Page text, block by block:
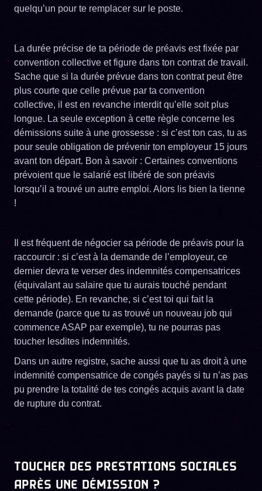
quelqu’un pour te remplacer sur le poste.
La durée précise de ta période de préavis est fixée par
convention collective et figure dans ton contrat de travail.
Sache que si la durée prévue dans ton contrat peut être
plus courte que celle prévue par ta convention
collective, il est en revanche interdit qu’elle soit plus
longue. La seule exception à cette règle concerne les
démissions suite à une grossesse : si c’est ton cas, tu as
pour seule obligation de prévenir ton employeur 15 jours
avant ton départ. Bon à savoir : Certaines conventions
prévoient que le salarié est libéré de son préavis
lorsqu’il a trouvé un autre emploi. Alors lis bien la tienne
!
Il est fréquent de négocier sa période de préavis pour la
raccourcir : si c’est à la demande de l’employeur, ce
dernier devra te verser des indemnités compensatrices
(équivalant au salaire que tu aurais touché pendant
cette période). En revanche, si c’est toi qui fait la
demande (parce que tu as trouvé un nouveau job qui
commence ASAP par exemple), tu ne pourras pas
toucher lesdites indemnités.
Dans un autre registre, sache aussi que tu as droit à une
indemnité compensatrice de congés payés si tu n’as pas
pu prendre la totalité de tes congés acquis avant la date
de rupture du contrat.
TOUCHER DES PRESTATIONS SOCIALES
APRÈS UNE DÉMISSION ?